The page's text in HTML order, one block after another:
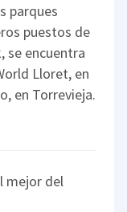
parques
puestos de
se encuentra
Lloret, en
en Torrevieja.
mejor del